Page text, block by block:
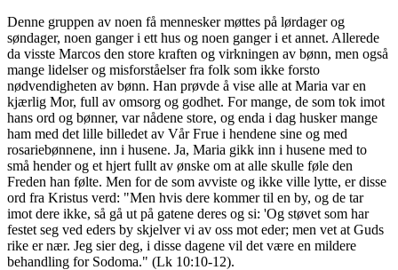
Denne gruppen av noen få mennesker møttes på lørdager og
søndager, noen ganger i ett hus og noen ganger i et annet. Allerede
da visste Marcos den store kraften og virkningen av bønn, men også
mange lidelser og misforståelser fra folk som ikke forsto
nødvendigheten av bønn. Han prøvde å vise alle at Maria var en
kjærlig Mor, full av omsorg og godhet. For mange, de som tok imot
hans ord og bønner, var nådene store, og enda i dag husker mange
ham med det lille billedet av Vår Frue i hendene sine og med
rosariebønnene, inn i husene. Ja, Maria gikk inn i husene med to
små hender og et hjert fullt av ønske om at alle skulle føle den
Freden han følte. Men for de som avviste og ikke ville lytte, er disse
ord fra Kristus verd: "Men hvis dere kommer til en by, og de tar
imot dere ikke, så gå ut på gatene deres og si: 'Og støvet som har
festet seg ved eders by skjelver vi av oss mot eder; men vet at Guds
rike er nær. Jeg sier deg, i disse dagene vil det være en mildere
behandling for Sodoma." (Lk 10:10-12).